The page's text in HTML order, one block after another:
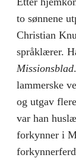
to sønnene
Christian
språklærer.
Missionsblad
lammerske
og utgav
var han
forkynner i